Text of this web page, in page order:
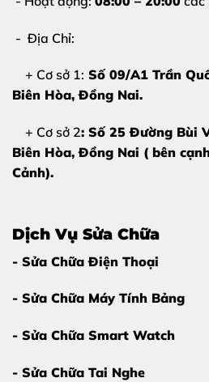
- Địa Chỉ:
+ Cơ sở 1: Số 09/A1 Trần
Biên Hòa, Đồng Nai.
+ Cơ sở 2: Số 25 Đường Bùi
Biên Hòa, Đồng Nai ( bên
Cảnh).
Dịch Vụ Sửa Chữa
- Sửa Chữa Điện Thoại
- Sửa Chữa Máy Tính Bảng
- Sửa Chữa Smart Watch
- Sửa Chữa Tai Nghe